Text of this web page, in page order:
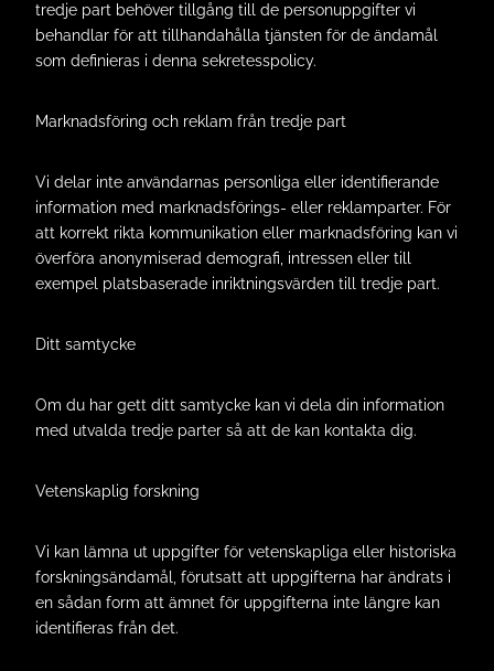
tredje part behöver tillgång till de personuppgifter vi
behandlar för att tillhandahålla tjänsten för de ändamål
som definieras i denna sekretesspolicy.
Marknadsföring och reklam från tredje part
Vi delar inte användarnas personliga eller identifierande
information med marknadsförings- eller reklamparter. För
att korrekt rikta kommunikation eller marknadsföring kan vi
överföra anonymiserad demografi, intressen eller till
exempel platsbaserade inriktningsvärden till tredje part.
Ditt samtycke
Om du har gett ditt samtycke kan vi dela din information
med utvalda tredje parter så att de kan kontakta dig.
Vetenskaplig forskning
Vi kan lämna ut uppgifter för vetenskapliga eller historiska
forskningsändamål, förutsatt att uppgifterna har ändrats i
en sådan form att ämnet för uppgifterna inte längre kan
identifieras från det.